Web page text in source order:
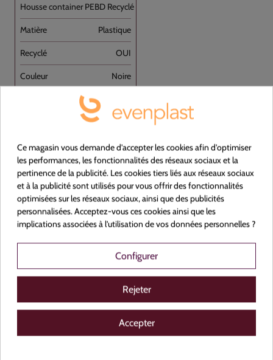
Housse container PEBD Recyclé Noir 240L [...]
Plastique
OUI
Noire
600+270+270x1350
138333
Ce magasin vous demande d'accepter les cookies afin d'optimiser
les performances, les fonctionnalités des réseaux sociaux et la
pertinence de la publicité. Les cookies tiers liés aux réseaux sociaux
et à la publicité sont utilisés pour vous offrir des fonctionnalités
optimisées sur les réseaux sociaux, ainsi que des publicités
personnalisées. Acceptez-vous ces cookies ainsi que les
implications associées à l'utilisation de vos données personnelles ?
Configurer
Rejeter
Accepter